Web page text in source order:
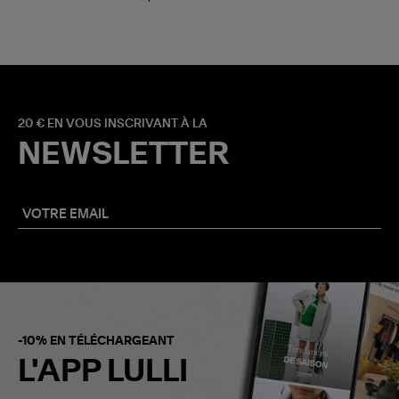
20 € EN VOUS INSCRIVANT À LA
NEWSLETTER
-10% EN TÉLÉCHARGEANT
L'APP LULLI